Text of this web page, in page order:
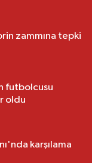
zammına tepki
futbolcusu
oldu
karşılama